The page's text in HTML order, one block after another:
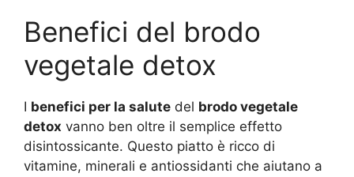
Benefici del brodo
vegetale detox
I benefici per la salute del brodo vegetale
detox vanno ben oltre il semplice effetto
disintossicante. Questo piatto è ricco di
vitamine, minerali e antiossidanti che aiutano a